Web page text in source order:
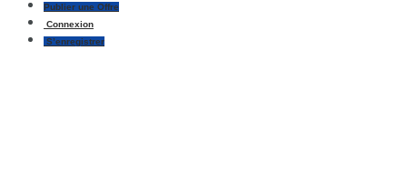
Publier une Offre
Connexion
S’enregistrer